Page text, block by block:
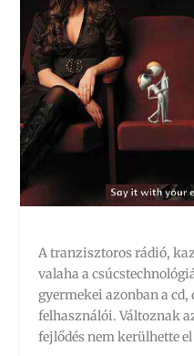
A tranzisztoros rádió,
valaha a
gyermekei azonban a cd,
felhasználói. Változnak
fejlődés nem kerülhette